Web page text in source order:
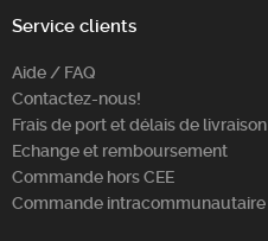
Service clients
Aide / FAQ
Contactez-nous!
Frais de port et délais de livraison
Echange et remboursement
Commande hors CEE
Commande intracommunautaire